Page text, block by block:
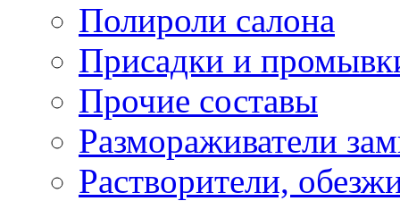
Полироли салона
Присадки и
Прочие составы
Размораживатели
Растворители,